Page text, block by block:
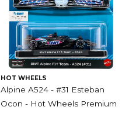
HOT WHEELS
Alpine A524 - #31 Esteban
Ocon - Hot Wheels Premium